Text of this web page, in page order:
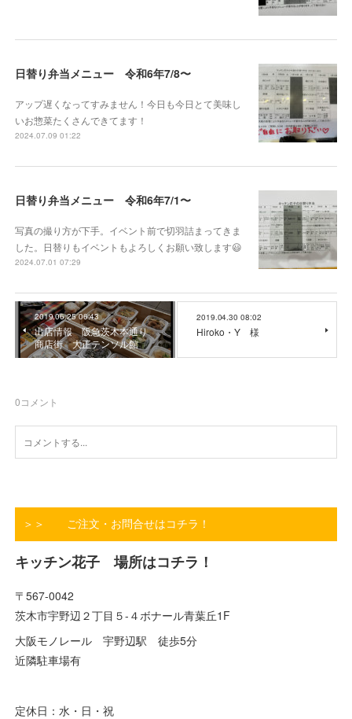
日替り弁当メニュー 令和6年7/8〜
アップ遅くなってすみません！今日も今日とて美味し
いお惣菜たくさんできてます！
2024.07.09 01:22
日替り弁当メニュー 令和6年7/1〜
写真の撮り方が下手。イベント前で切羽詰まってきま
した。日替りもイベントもよろしくお願い致します😃
2024.07.01 07:29
2019.06.25 06:43
出店情報 阪急茨木本通り
商店街 大正テンソル館
2019.04.30 08:02
Hiroko・Y 様
0コメント
＞＞ ご注文・お問合せはコチラ！
キッチン花子 場所はコチラ！
〒567-0042
茨木市宇野辺２丁目５-４ボナール青葉丘1F
大阪モノレール 宇野辺駅 徒歩5分
近隣駐車場有
定休日：水・日・祝